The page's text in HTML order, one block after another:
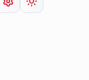
Ouvrir lesChanger de